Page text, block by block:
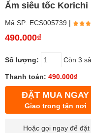
Ấm siêu tốc Korichi
Mã SP: ECS005739 |
490.000₫
Số lượng: Còn 3
Thanh toán: 490.000₫
ĐẶT MUA NGAY
Giao trong tận nơi
Hoặc gọi ngay để đặt